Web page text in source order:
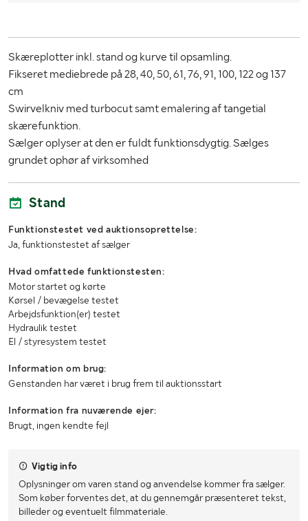
Skæreplotter inkl. stand og kurve til opsamling.
Fikseret mediebrede på 28, 40, 50, 61, 76, 91, 100, 122 og 137
cm
Swirvelkniv med turbocut samt emalering af tangetial
skærefunktion.
Sælger oplyser at den er fuldt funktionsdygtig. Sælges
grundet ophør af virksomhed
Stand
Funktionstestet ved auktionsoprettelse:
Ja, funktionstestet af sælger
Hvad omfattede funktionstesten:
Motor startet og kørte
Kørsel / bevægelse testet
Arbejdsfunktion(er) testet
Hydraulik testet
El / styresystem testet
Information om brug:
Genstanden har været i brug frem til auktionsstart
Information fra nuværende ejer:
Brugt, ingen kendte fejl
Vigtig info
Oplysninger om varen stand og anvendelse kommer fra sælger.
Som køber forventes det, at du gennemgår præsenteret tekst,
billeder og eventuelt filmmateriale.